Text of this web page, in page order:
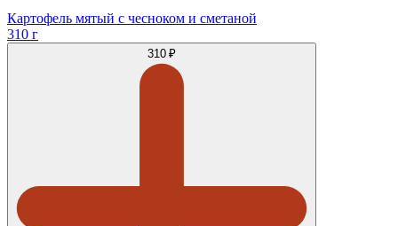
Картофель мятый с чесноком и сметаной
310 г
310 ₽